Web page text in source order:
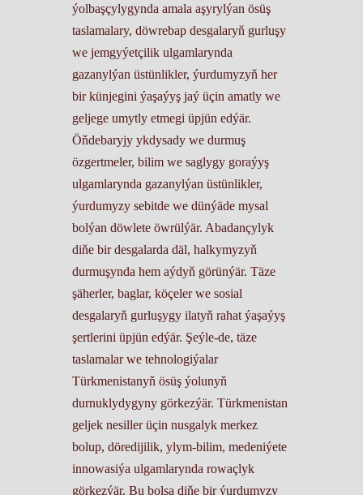
ýolbaşçylygynda amala aşyrylýan ösüş
taslamalary, döwrebap desgalaryň gurluşy
we jemgyýetçilik ulgamlarynda
gazanylýan üstünlikler, ýurdumyzyň her
bir künjegini ýaşaýyş jaý üçin amatly we
geljege umytly etmegi üpjün edýär.
Öňdebaryjy ykdysady we durmuş
özgertmeler, bilim we saglygy goraýyş
ulgamlarynda gazanylýan üstünlikler,
ýurdumyzy sebitde we dünýäde mysal
bolýan döwlete öwrülýär. Abadançylyk
diňe bir desgalarda däl, halkymyzyň
durmuşynda hem aýdyň görünýär. Täze
şäherler, baglar, köçeler we sosial
desgalaryň gurluşygy ilatyň rahat ýaşaýyş
şertlerini üpjün edýär. Şeýle-de, täze
taslamalar we tehnologiýalar
Türkmenistanyň ösüş ýolunyň
durnuklydygyny görkezýär. Türkmenistan
geljek nesiller üçin nusgalyk merkez
bolup, döredijilik, ylym-bilim, medeniýete
innowasiýa ulgamlarynda rowaçlyk
görkezýär. Bu bolsa diňe bir ýurdumyzy